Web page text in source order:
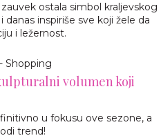
ostala simbol kraljevskog
danas inspiriše sve koji žele da
i ležernost.
Shopping
volumen koji
u fokusu ove sezone, a
trend!